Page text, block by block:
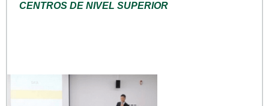
CENTROS DE NIVEL SUPERIOR